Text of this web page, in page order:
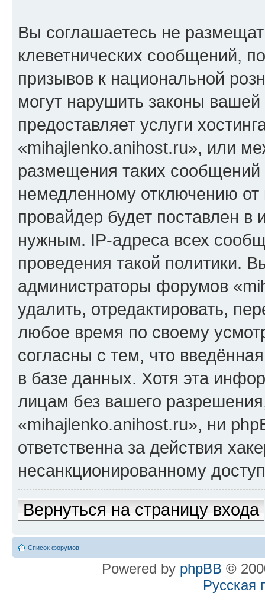
Вы соглашаетесь не
клеветнических сообщений,
призывов к национальной
могут нарушить законы
предоставляет услуги
«mihajlenko.anihost.ru», или
размещения таких
немедленному отключению
провайдер будет поставлен в
нужным. IP-адреса всех
проведения такой политики.
администраторы форумов
удалить, отредактировать,
любое время по своему
согласны с тем, что
в базе данных. Хотя эта
лицам без вашего
«mihajlenko.anihost.ru», ни
ответственна за действия
несанкционированному
Вернуться на страницу входа
Список форумов
Powered by phpBB ©
Русская